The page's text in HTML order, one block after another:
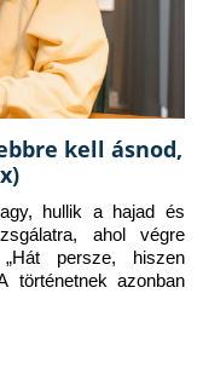
kell ásnod,
hullik a hajad és
ahol végre
persze, hiszen
történetnek azonban